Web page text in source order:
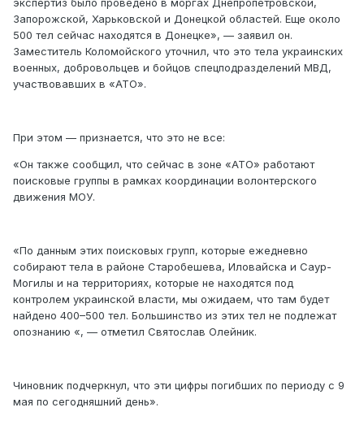
экспертиз было проведено в моргах Днепропетровской,
Запорожской, Харьковской и Донецкой областей. Еще около
500 тел сейчас находятся в Донецке», — заявил он.
Заместитель Коломойского уточнил, что это тела украинских
военных, добровольцев и бойцов спецподразделений МВД,
участвовавших в «АТО».
При этом — признается, что это не все:
«Он также сообщил, что сейчас в зоне «АТО» работают
поисковые группы в рамках координации волонтерского
движения МОУ.
«По данным этих поисковых групп, которые ежедневно
собирают тела в районе Старобешева, Иловайска и Саур-
Могилы и на территориях, которые не находятся под
контролем украинской власти, мы ожидаем, что там будет
найдено 400–500 тел. Большинство из этих тел не подлежат
опознанию «, — отметил Святослав Олейник.
Чиновник подчеркнул, что эти цифры погибших по периоду с 9
мая по сегодняшний день».